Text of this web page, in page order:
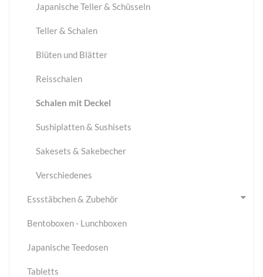
Japanische Teller & Schüsseln
Teller & Schalen
Blüten und Blätter
Reisschalen
Schalen mit Deckel
Sushiplatten & Sushisets
Sakesets & Sakebecher
Verschiedenes
Essstäbchen & Zubehör
Bentoboxen - Lunchboxen
Japanische Teedosen
Tabletts